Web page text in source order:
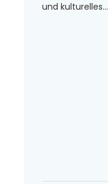
und kulturelles...